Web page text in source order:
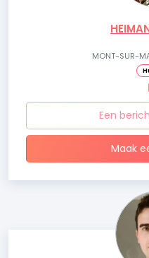
MONT-SUR-
Een
Maak